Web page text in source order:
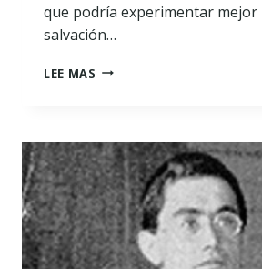
que podría experimentar mejor
salvación…
LEE MAS LOS
NO
DIERON
RESULTADO